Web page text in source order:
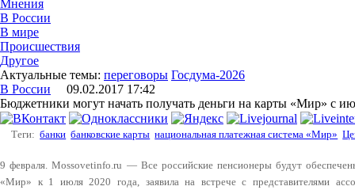
Мнения
В России
В мире
Происшествия
Другое
Актуальные темы: переговоры Госдума-2026
В России 09.02.2017 17:42
Бюджетники могут начать получать деньги на карты «Мир» с
Теги: банки банковские карты национальная платежная система «Мир»
9 февраля. Mossovetinfo.ru — Все российские пенсионеры будут
«Мир» к 1 июля 2020 года, заявила на встрече с представителями